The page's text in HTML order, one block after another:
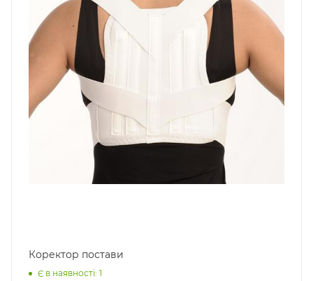
Коректор постави
Є в наявності: 1